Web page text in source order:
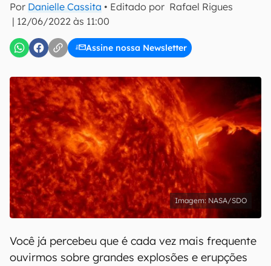
Por Danielle Cassita • Editado por Rafael Rigues
| 12/06/2022 às 11:00
Assine nossa Newsletter
inscreva-se
Confirmo que li, aceito e concordo com os Termos de
Uso e Política de Privacidade do Canaltech.
NASA/SDO
Você já percebeu que é cada vez mais frequente
ouvirmos sobre grandes explosões e erupções